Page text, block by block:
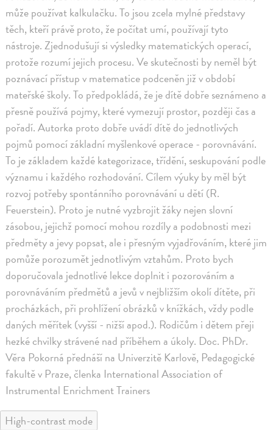
může používat kalkulačku. To jsou zcela mylné představy
těch, kteří právě proto, že počítat umí, používají tyto
nástroje. Zjednodušují si výsledky matematických operací,
protože rozumí jejich procesu. Ve skutečnosti by neměl být
poznávací přístup v matematice podceněn již v období
mateřské školy. To předpokládá, že je dítě dobře seznámeno a
přesně používá pojmy, které vymezují prostor, později čas a
pořadí. Autorka proto dobře uvádí dítě do jednotlivých
pojmů pomocí základní myšlenkové operace - porovnávání.
To je základem každé kategorizace, třídění, seskupování podle
významu i každého rozhodování. Cílem výuky by měl být
rozvoj potřeby spontánního porovnávání u dětí (R.
Feuerstein). Proto je nutné vyzbrojit žáky nejen slovní
zásobou, jejichž pomocí mohou rozdíly a podobnosti mezi
předměty a jevy popsat, ale i přesným vyjadřováním, které jim
pomůže porozumět jednotlivým vztahům. Proto bych
doporučovala jednotlivé lekce doplnit i pozorováním a
porovnáváním předmětů a jevů v nejbližším okolí dítěte, při
procházkách, při prohlížení obrázků v knížkách, vždy podle
daných měřítek (vyšší - nižší apod.). Rodičům i dětem přeji
hezké chvilky strávené nad příběhem a úkoly. Doc. PhDr.
Věra Pokorná přednáší na Univerzitě Karlově, Pedagogické
fakultě v Praze, členka International Association of
Instrumental Enrichment Trainers
High-contrast mode